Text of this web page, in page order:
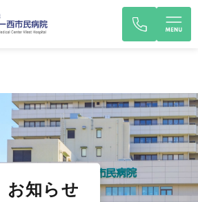
お知らせ